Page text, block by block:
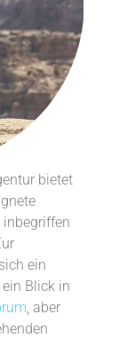
bietet
inbegriffen
ein
ein Blick in
, aber